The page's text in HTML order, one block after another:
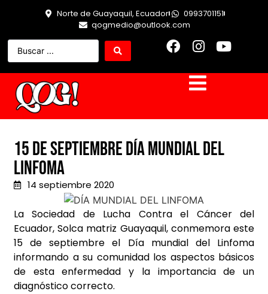
Norte de Guayaquil, Ecuador
0993701151
qogmedio@outlook.com
15 de septiembre día mundial del
Linfoma
14 septiembre 2020
La Sociedad de Lucha Contra el Cáncer del
Ecuador, Solca matriz Guayaquil, conmemora este
15 de septiembre el Día mundial del Linfoma
informando a su comunidad los aspectos básicos
de esta enfermedad y la importancia de un
diagnóstico correcto.